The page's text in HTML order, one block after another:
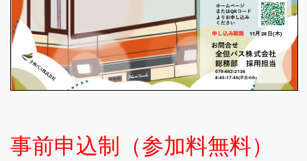
企業情報
社長メッセージ
企業情報
SDGsへの取り組み
事前申込制（参加料無料）